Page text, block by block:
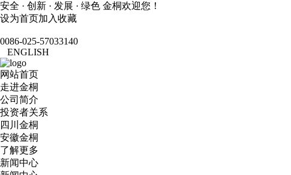
安全 · 创新 · 发展 · 绿色 金桐欢迎您！
设为首页加入收藏
0086-025-57033140
ENGLISH
网站首页
走进金桐
公司简介
投资者关系
四川金桐
安徽金桐
了解更多
新闻中心